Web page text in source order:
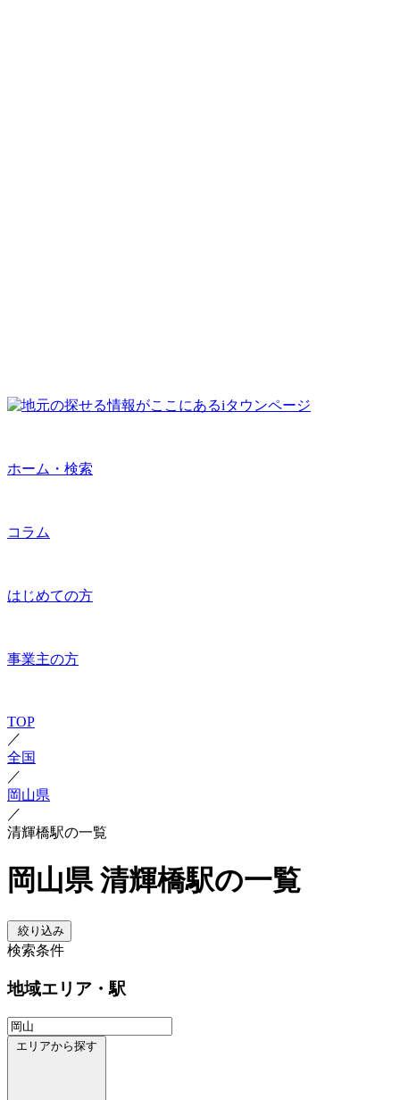
ホーム・検索
コラム
はじめての方
事業主の方
TOP
／
全国
／
岡山県
／
清輝橋駅の一覧
岡山県 清輝橋駅の一覧
絞り込み
検索条件
地域エリア・駅
エリアから探す